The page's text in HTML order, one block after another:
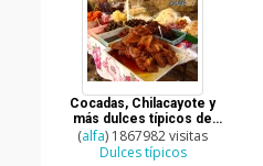
Cocadas, Chilacayote y
más dulces típicos de
Guatemala
(alfa) 1867982 visitas
Dulces típicos